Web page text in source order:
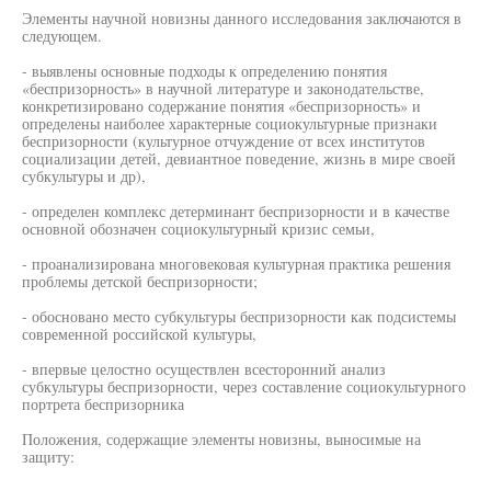
Элементы научной новизны данного исследования заключаются в
следующем.
- выявлены основные подходы к определению понятия
«беспризорность» в научной литературе и законодательстве,
конкретизировано содержание понятия «беспризорность» и
определены наиболее характерные социокультурные признаки
беспризорности (культурное отчуждение от всех институтов
социализации детей, девиантное поведение, жизнь в мире своей
субкультуры и др),
- определен комплекс детерминант беспризорности и в качестве
основной обозначен социокультурный кризис семьи,
- проанализирована многовековая культурная практика решения
проблемы детской беспризорности;
- обосновано место субкультуры беспризорности как подсистемы
современной российской культуры,
- впервые целостно осуществлен всесторонний анализ
субкультуры беспризорности, через составление социокультурного
портрета беспризорника
Положения, содержащие элементы новизны, выносимые на
защиту: